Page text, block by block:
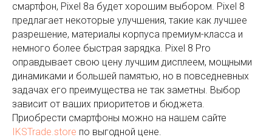
смартфон, Pixel 8a будет хорошим выбором. Pixel 8
предлагает некоторые улучшения, такие как лучшее
разрешение, материалы корпуса премиум-класса и
немного более быстрая зарядка. Pixel 8 Pro
оправдывает свою цену лучшим дисплеем, мощными
динамиками и большей памятью, но в повседневных
задачах его преимущества не так заметны. Выбор
зависит от ваших приоритетов и бюджета.
Приобрести смартфоны можно на нашем сайте
IKSTrade.store по выгодной цене.